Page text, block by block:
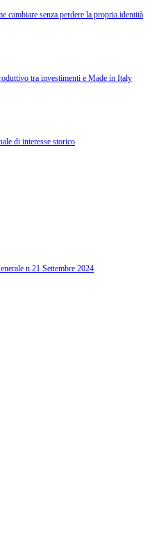
cambiare senza perdere la propria identità
tra investimenti e Made in Italy
di interesse storico
n.21 Settembre 2024